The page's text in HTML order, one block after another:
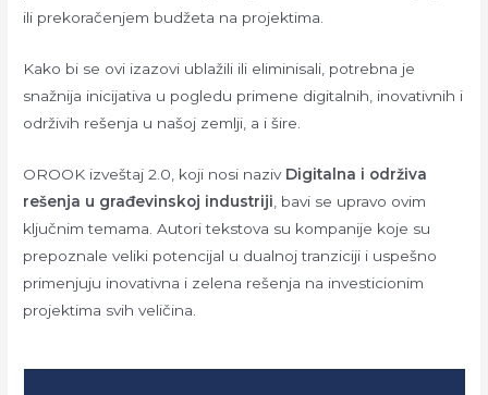
ili prekoračenjem budžeta na projektima.
Kako bi se ovi izazovi ublažili ili eliminisali, potrebna je
snažnija inicijativa u pogledu primene digitalnih, inovativnih i
održivih rešenja u našoj zemlji, a i šire.
OROOK izveštaj 2.0, koji nosi naziv Digitalna i održiva
rešenja u građevinskoj industriji , bavi se upravo ovim
ključnim temama. Autori tekstova su kompanije koje su
prepoznale veliki potencijal u dualnoj tranziciji i uspešno
primenjuju inovativna i zelena rešenja na investicionim
projektima svih veličina.